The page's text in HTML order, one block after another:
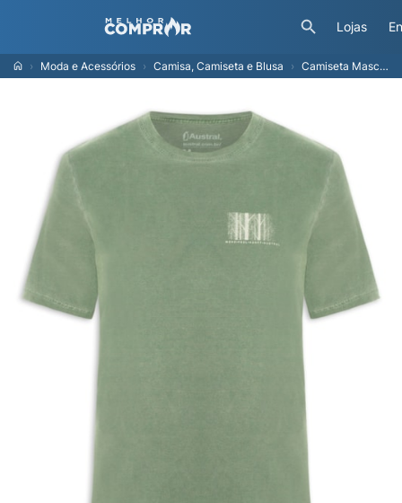
Lojas
Moda e Acessórios Camisa, Camiseta e Blusa Camiseta Masculina Fog - Verde